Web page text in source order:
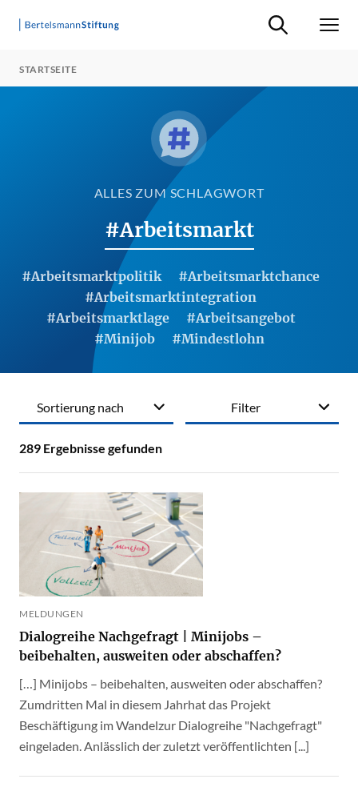
Suche ein-/
STARTSEITE
ALLES ZUM SCHLAGWORT
#Arbeitsmarkt
#Arbeitsmarktpolitik
#Arbeitsmarktchance
#Arbeitsmarktintegration
#Arbeitsmarktlage
#Arbeitsangebot
#Minijob
#Mindestlohn
Filter
289 Ergebnisse gefunden
Sortierung nach
MELDUNGEN
Dialogreihe Nachgefragt | Minijobs –
beibehalten, ausweiten oder abschaffen?
[…] Minijobs – beibehalten, ausweiten oder abschaffen?
Zumdritten Mal in diesem Jahrhat das Projekt
Beschäftigung im Wandelzur Dialogreihe "Nachgefragt"
eingeladen. Anlässlich der zuletzt veröffentlichten [...]